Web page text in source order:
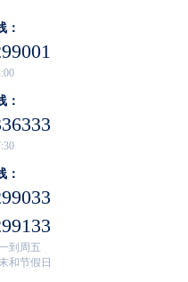
：
：
：
一到周五
和节假日